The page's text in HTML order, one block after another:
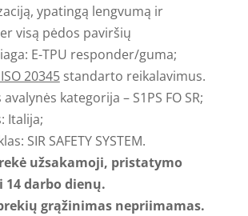
ypatingą lengvumą ir
visą pėdos paviršių
E-TPU responder/guma;
20345standarto reikalavimus.
avalynės kategorija – S1PS FO SR;
Italija;
SIR SAFETY SYSTEM.
užsakamoji, pristatymo
darbo dienų.
grąžinimas nepriimamas.